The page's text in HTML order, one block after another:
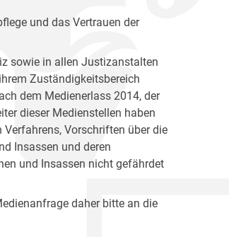
und das Vertrauen der
sowie in allen Justizanstalten
Zuständigkeitsbereich
dem Medienerlass 2014, der
dieser Medienstellen haben
Vorschriften über die
Insassen und deren
und Insassen nicht gefährdet
daher bitte an die